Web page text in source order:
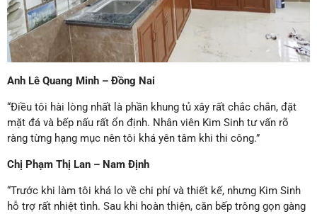
Anh Lê Quang Minh – Đồng Nai
“Điều tôi hài lòng nhất là phần khung tủ xây rất chắc chắn, đặt
mặt đá và bếp nấu rất ổn định. Nhân viên Kim Sinh tư vấn rõ
ràng từng hạng mục nên tôi khá yên tâm khi thi công.”
Chị Phạm Thị Lan – Nam Định
“Trước khi làm tôi khá lo về chi phí và thiết kế, nhưng Kim Sinh
hỗ trợ rất nhiệt tình. Sau khi hoàn thiện, căn bếp trông gọn gàng